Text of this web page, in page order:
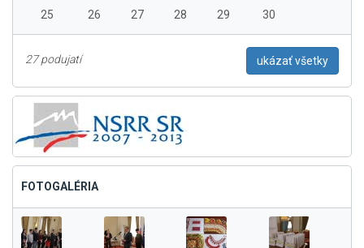
25
26 27 28 29 30
27 podujatí ukázať všetky
FOTOGALÉRIA